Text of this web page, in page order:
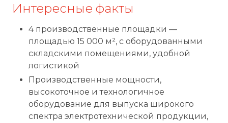
Интересные факты
4 производственные площадки —
площадью 15 000 м², с оборудованными
складскими помещениями, удобной
логистикой
Производственные мощности,
высокоточное и технологичное
оборудование для выпуска широкого
спектра электротехнической продукции,